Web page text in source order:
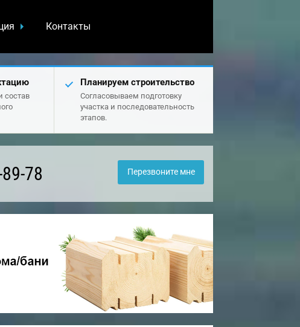
Контакты
состав
Планируем строительство
Согласовываем подготовку
участка и последовательность
этапов.
78 Перезвоните мне